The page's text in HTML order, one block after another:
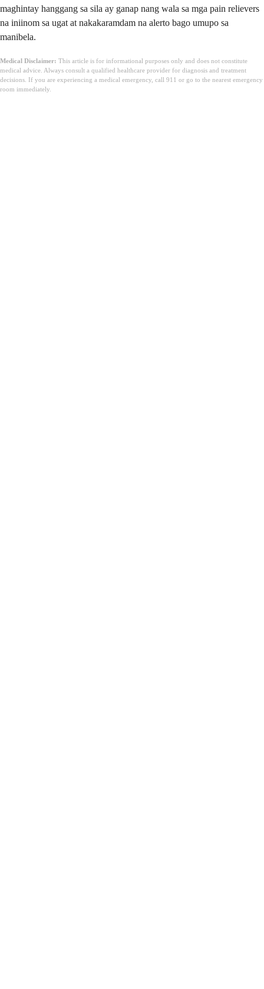
maghintay hanggang sa sila ay ganap nang wala sa mga pain relievers
na iniinom sa ugat at nakakaramdam na alerto bago umupo sa
manibela.
Medical Disclaimer: This article is for informational purposes only and does not constitute
medical advice. Always consult a qualified healthcare provider for diagnosis and treatment
decisions. If you are experiencing a medical emergency, call 911 or go to the nearest emergency
room immediately.